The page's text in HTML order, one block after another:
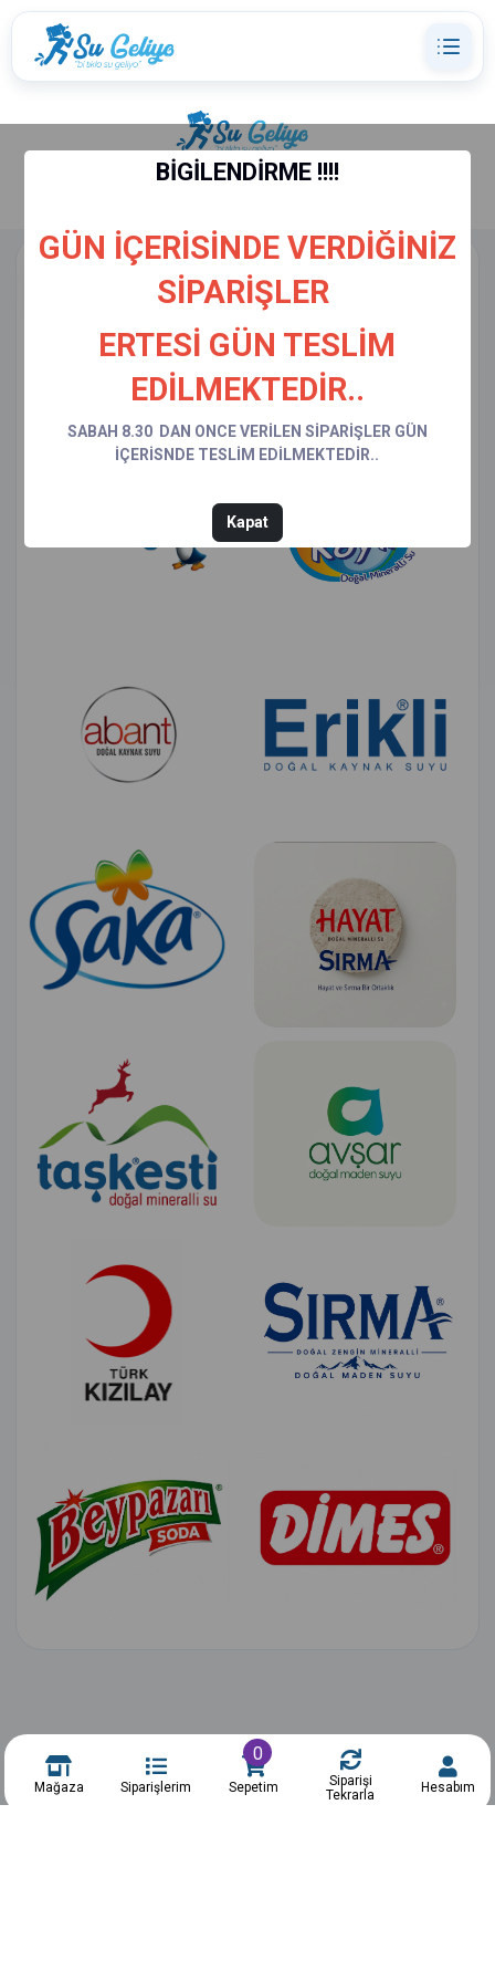
BİGİLENDİRME !!!!
GÜN İÇERİSİNDE VERDİĞİNİZ
SİPARİŞLER
ERTESİ GÜN TESLİM
EDİLMEKTEDİR..
SABAH 8.30 DAN ONCE VERİLEN SİPARİŞLER GÜN
İÇERİSNDE TESLİM EDİLMEKTEDİR..
Kapat
Markalar Kategoriler
MARKALAR
Marka Seçimi
Seçiminden sonra ürünler ve kategoriler yalnizca o markaya gore
Mağaza Siparişlerim Sepetim
0
Siparişi
Tekrarla
Hesabım